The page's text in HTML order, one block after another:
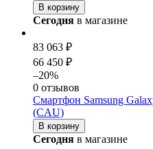
В корзину
Сегодня в магазине
83 063 ₽
66 450 ₽
–20%
0 отзывов
Смартфон Samsung
(CAU)
В корзину
Сегодня в магазине